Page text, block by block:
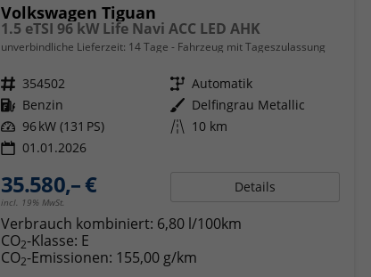
Volkswagen Tiguan
1.5 eTSI 96 kW Life Navi ACC LED AHK
unverbindliche Lieferzeit: 14 Tage Fahrzeug mit Tageszulassung
Fahrzeugnr. 354502 Getriebe Automatik
Kraftstoff Benzin Außenfarbe Delfingrau Metallic
Leistung 96 kW (131 PS) Kilometerstand 10 km
01.01.2026
35.580,– €
incl. 19% MwSt.
Details
Verbrauch kombiniert: 6,80 l/100km
CO2-Klasse: E
CO2-Emissionen: 155,00 g/km